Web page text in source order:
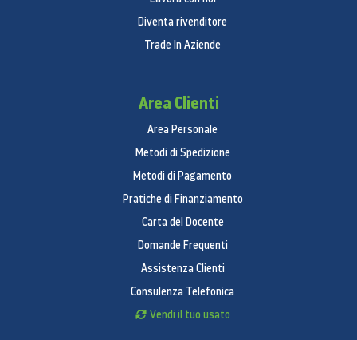
Luminosità
Sintonizzatore integrato DTV
Frequenza movimento
1080 24p Real Movie
Diventa rivenditore
Trade In Aziende
Area Clienti
Area Personale
Metodi di Spedizione
Metodi di Pagamento
Pratiche di Finanziamento
Carta del Docente
Domande Frequenti
Assistenza Clienti
Consulenza Telefonica
Vendi il tuo usato